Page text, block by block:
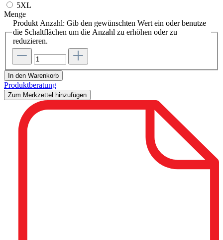
5XL
Menge
Produkt Anzahl: Gib den gewünschten Wert ein oder benutze
die Schaltflächen um die Anzahl zu erhöhen oder zu
reduzieren.
In den Warenkorb
Produktberatung
Zum Merkzettel hinzufügen